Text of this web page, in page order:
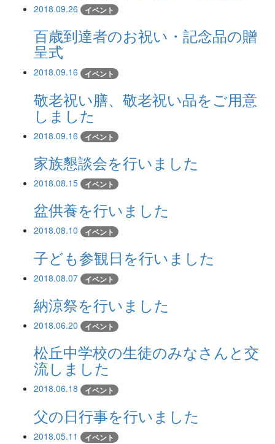
2018.09.26 イベント
百歳到達者のお祝い・記念品の贈
呈式
2018.09.16 イベント
敬老祝い膳、敬老祝い品をご用意
しました
2018.09.16 イベント
家族懇談会を行いました
2018.08.15 イベント
盆供養を行いました
2018.08.10 イベント
子ども参観日を行いました
2018.08.07 イベント
納涼祭を行いました
2018.06.20 イベント
松丘中学校の生徒のみなさんと交
流しました
2018.06.18 イベント
父の日行事を行いました
2018.05.11 イベント